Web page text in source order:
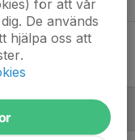
IS
för att vår
De används
hjälpa oss att